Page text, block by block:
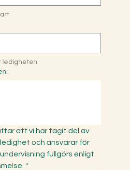
ledigheten
att vi har tagit del av
och ansvarar för
fullgörs enligt
*